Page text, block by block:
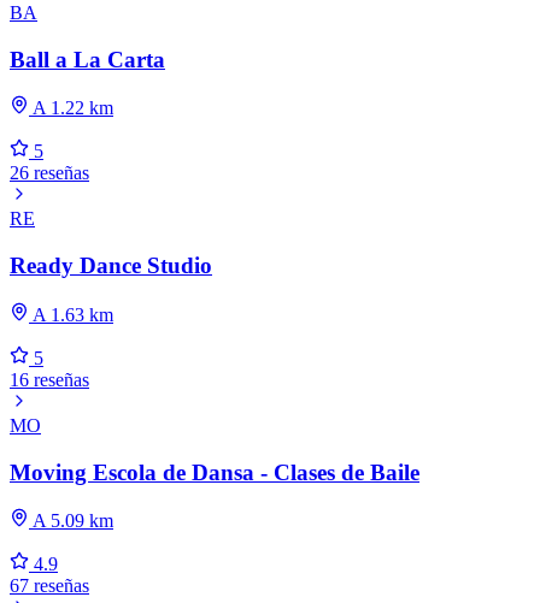
BA
Ball a La Carta
A 1.22 km
5
26 reseñas
RE
Ready Dance Studio
A 1.63 km
5
16 reseñas
MO
Moving Escola de Dansa - Clases de Baile
A 5.09 km
4.9
67 reseñas